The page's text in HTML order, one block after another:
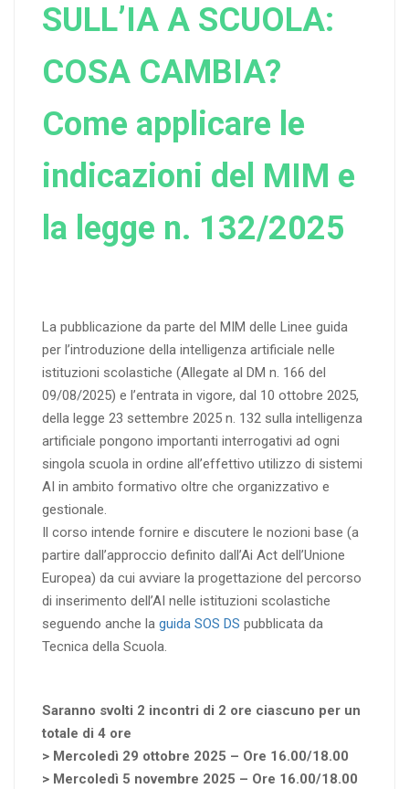
SULL’IA A SCUOLA:
COSA CAMBIA?
Come applicare le
indicazioni del MIM e
la legge n. 132/2025
La pubblicazione da parte del MIM delle Linee guida
per l’introduzione della intelligenza artificiale nelle
istituzioni scolastiche (Allegate al DM n. 166 del
09/08/2025) e l’entrata in vigore, dal 10 ottobre 2025,
della legge 23 settembre 2025 n. 132 sulla intelligenza
artificiale pongono importanti interrogativi ad ogni
singola scuola in ordine all’effettivo utilizzo di sistemi
AI in ambito formativo oltre che organizzativo e
gestionale.
Il corso intende fornire e discutere le nozioni base (a
partire dall’approccio definito dall’Ai Act dell’Unione
Europea) da cui avviare la progettazione del percorso
di inserimento dell’AI nelle istituzioni scolastiche
seguendo anche la guida SOS DS pubblicata da
Tecnica della Scuola.
Saranno svolti 2 incontri di 2 ore ciascuno per un
totale di 4 ore
> Mercoledì 29 ottobre 2025 – Ore 16.00/18.00
> Mercoledì 5 novembre 2025 – Ore 16.00/18.00